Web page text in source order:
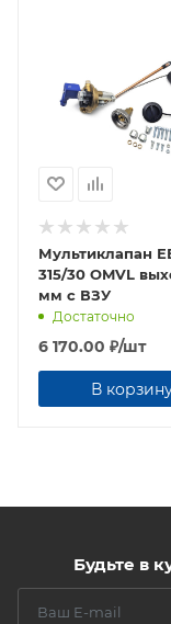
Мультиклапан
315/30 OMVL
мм с ВЗУ
Достаточно
6 170.00 ₽/шт
В
Будьте в